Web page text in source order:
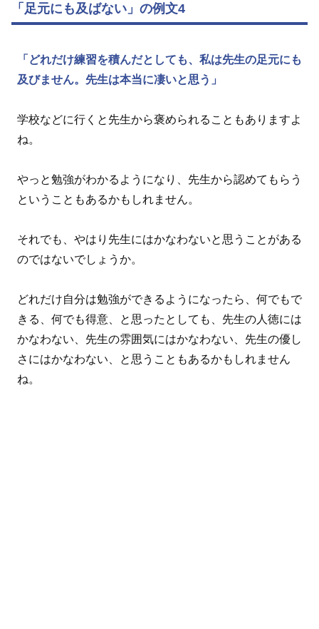
「足元にも及ばない」の例文4
「どれだけ練習を積んだとしても、私は先生の足元にも
及びません。先生は本当に凄いと思う」
学校などに行くと先生から褒められることもありますよ
ね。
やっと勉強がわかるようになり、先生から認めてもらう
ということもあるかもしれません。
それでも、やはり先生にはかなわないと思うことがある
のではないでしょうか。
どれだけ自分は勉強ができるようになったら、何でもで
きる、何でも得意、と思ったとしても、先生の人徳には
かなわない、先生の雰囲気にはかなわない、先生の優し
さにはかなわない、と思うこともあるかもしれません
ね。